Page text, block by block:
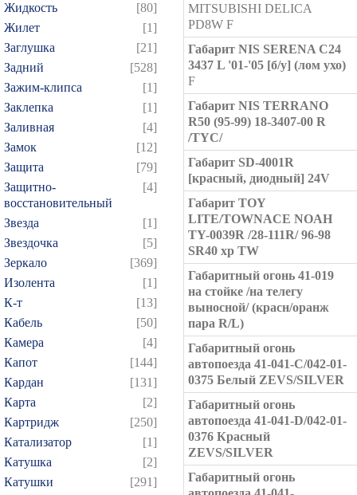
Жидкость
[80]
Жилет
[1]
Заглушка
[21]
Задний
[528]
Зажим-клипса
[1]
Заклепка
[1]
Заливная
[4]
Замок
[12]
Защита
[79]
Защитно-
восстановительный
[4]
Звезда
[1]
Звездочка
[5]
Зеркало
[369]
Изолента
[1]
К-т
[13]
Кабель
[50]
Камера
[4]
Капот
[144]
Кардан
[131]
Карта
[2]
Картридж
[250]
Катализатор
[1]
Катушка
[2]
Катушки
[291]
MITSUBISHI DELICA
PD8W F
Габарит NIS SERENA C24
3437 L '01-'05 [б/у] (лом ухо)
F
Габарит NIS TERRANO
R50 (95-99) 18-3407-00 R
/TYC/
Габарит SD-4001R
[красный, диодный] 24V
Габарит TOY
LITE/TOWNACE NOAH
TY-0039R /28-111R/ 96-98
SR40 хр TW
Габаритный огонь 41-019
на стойке /на телегу
выносной/ (красн/оранж
пара R/L)
Габаритный огонь
автопоезда 41-041-C/042-01-
0375 Белый ZEVS/SILVER
Габаритный огонь
автопоезда 41-041-D/042-01-
0376 Красный
ZEVS/SILVER
Габаритный огонь